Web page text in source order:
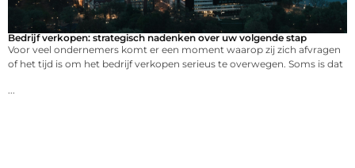
Bedrijf verkopen: strategisch nadenken over uw volgende stap
Voor veel ondernemers komt er een moment waarop zij zich afvragen
of het tijd is om het bedrijf verkopen serieus te overwegen. Soms is dat